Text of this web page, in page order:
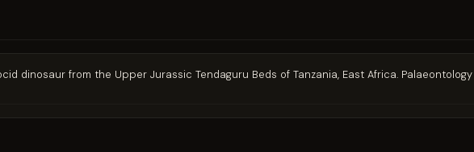
dinosaur from the Upper Jurassic Tendaguru Beds of Tanzania, East Africa.